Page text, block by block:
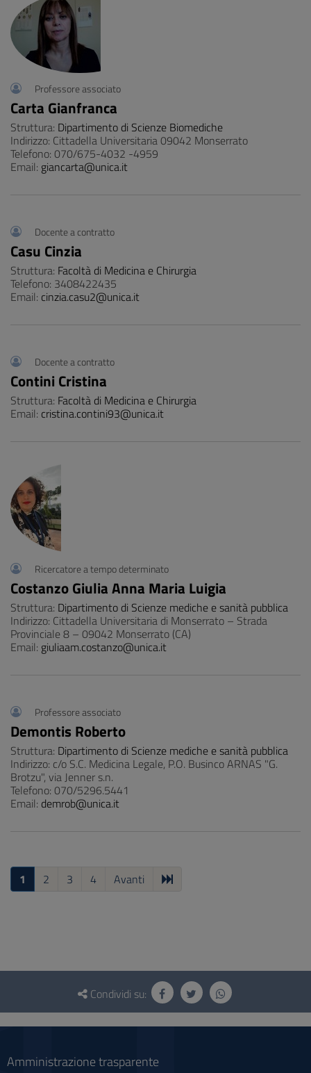
Professore associato
Carta Gianfranca
Struttura: Dipartimento di Scienze Biomediche
Indirizzo: Cittadella Universitaria 09042 Monserrato
Telefono: 070/675-4032 -4959
Email: giancarta@unica.it
Docente a contratto
Casu Cinzia
Struttura: Facoltà di Medicina e Chirurgia
Telefono: 3408422435
Email: cinzia.casu2@unica.it
Docente a contratto
Contini Cristina
Struttura: Facoltà di Medicina e Chirurgia
Email: cristina.contini93@unica.it
Ricercatore a tempo determinato
Costanzo Giulia Anna Maria Luigia
Struttura: Dipartimento di Scienze mediche e sanità pubblica
Indirizzo: Cittadella Universitaria di Monserrato – Strada
Provinciale 8 – 09042 Monserrato (CA)
Email: giuliaam.costanzo@unica.it
Professore associato
Demontis Roberto
Struttura: Dipartimento di Scienze mediche e sanità pubblica
Indirizzo: c/o S.C. Medicina Legale, P.O. Businco ARNAS "G.
Brotzu", via Jenner s.n.
Telefono: 070/5296.5441
Email: demrob@unica.it
1 2 3 4 Avanti
Questionario
social
Condividi su:
Amministrazione trasparente